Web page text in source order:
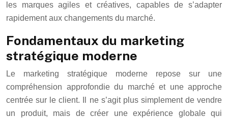
les marques agiles et créatives, capables de s’adapter
rapidement aux changements du marché.
Fondamentaux du marketing
stratégique moderne
Le marketing stratégique moderne repose sur une
compréhension approfondie du marché et une approche
centrée sur le client. Il ne s’agit plus simplement de vendre
un produit, mais de créer une expérience globale qui